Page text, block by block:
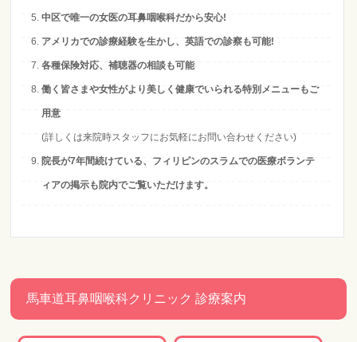
中区で唯一の女医の耳鼻咽喉科だから安心!
アメリカでの診療経験を生かし、英語での診察も可能!
各種保険対応、補聴器の相談も可能
働く皆さまや女性がより美しく健康でいられる特別メニューもご
用意
(詳しくは来院時スタッフにお気軽にお問い合わせください)
院長が7年間続けている、フィリピンのスラムでの医療ボランテ
ィアの掲示も院内でご覧いただけます。
馬車道耳鼻咽喉科クリニック 診療案内